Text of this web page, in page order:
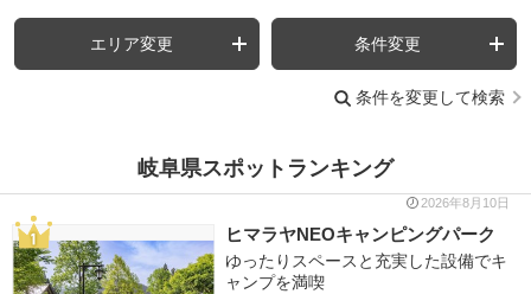
エリア変更 条件変更
条件を変更して検索
岐阜県スポットランキング
2026年8月10日
ヒマラヤNEOキャンピングパーク
ゆったりスペースと充実した設備でキ
ャンプを満喫